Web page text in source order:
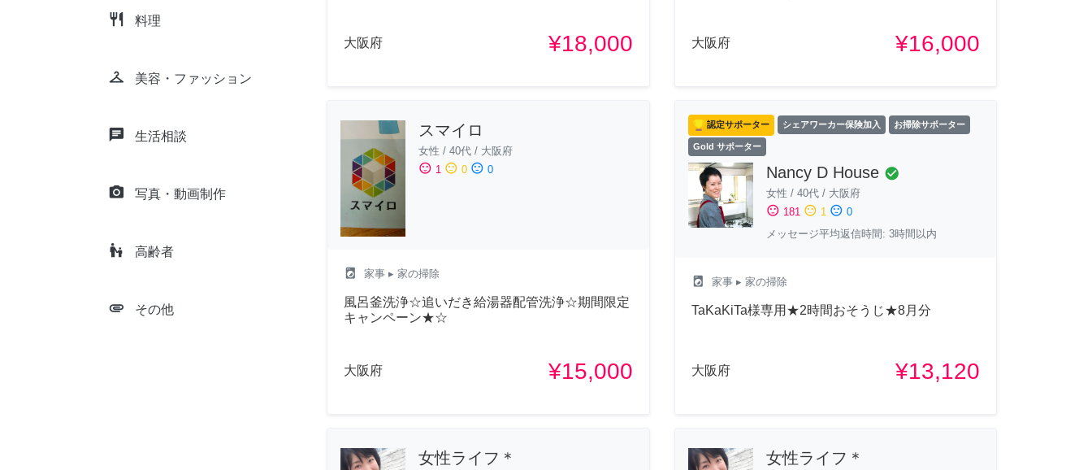
restaurant 料理
checkroom 美容・ファッション
chat 生活相談
camera_alt 写真・動画制作
escalator_warning 高齢者
attachment その他
大阪府 ¥18,000 大阪府 ¥16,000
スマイロ
女性 / 40代 / 大阪府
sentiment_satisfied 1 sentiment_neutral 0 sentiment_dissatisfied 0
local_laundry_service 家事 ▸ 家の掃除
風呂釜洗浄☆追いだき給湯器配管洗浄☆期間限定
キャンペーン★☆
大阪府 ¥15,000
認定サポーター シェアワーカー保険加入 お掃除サポーター
Gold サポーター
Nancy D House check_circle
女性 / 40代/ 大阪府
sentiment_satisfied 181 sentiment_neutral 1 sentiment_dissatisfied 0
メッセージ平均返信時間: 3時間以内
local_laundry_service 家事▸ 家の掃除
TaKaKiTa様専用★2時間おそうじ★8月分
大阪府 ¥13,120
女性ライフ＊ 女性ライフ＊